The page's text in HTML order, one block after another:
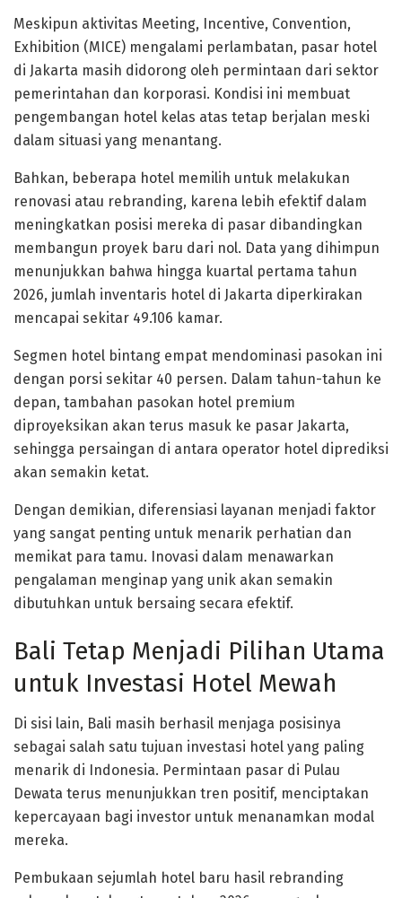
Meskipun aktivitas Meeting, Incentive, Convention,
Exhibition (MICE) mengalami perlambatan, pasar hotel
di Jakarta masih didorong oleh permintaan dari sektor
pemerintahan dan korporasi. Kondisi ini membuat
pengembangan hotel kelas atas tetap berjalan meski
dalam situasi yang menantang.
Bahkan, beberapa hotel memilih untuk melakukan
renovasi atau rebranding, karena lebih efektif dalam
meningkatkan posisi mereka di pasar dibandingkan
membangun proyek baru dari nol. Data yang dihimpun
menunjukkan bahwa hingga kuartal pertama tahun
2026, jumlah inventaris hotel di Jakarta diperkirakan
mencapai sekitar 49.106 kamar.
Segmen hotel bintang empat mendominasi pasokan ini
dengan porsi sekitar 40 persen. Dalam tahun-tahun ke
depan, tambahan pasokan hotel premium
diproyeksikan akan terus masuk ke pasar Jakarta,
sehingga persaingan di antara operator hotel diprediksi
akan semakin ketat.
Dengan demikian, diferensiasi layanan menjadi faktor
yang sangat penting untuk menarik perhatian dan
memikat para tamu. Inovasi dalam menawarkan
pengalaman menginap yang unik akan semakin
dibutuhkan untuk bersaing secara efektif.
Bali Tetap Menjadi Pilihan Utama
untuk Investasi Hotel Mewah
Di sisi lain, Bali masih berhasil menjaga posisinya
sebagai salah satu tujuan investasi hotel yang paling
menarik di Indonesia. Permintaan pasar di Pulau
Dewata terus menunjukkan tren positif, menciptakan
kepercayaan bagi investor untuk menanamkan modal
mereka.
Pembukaan sejumlah hotel baru hasil rebranding